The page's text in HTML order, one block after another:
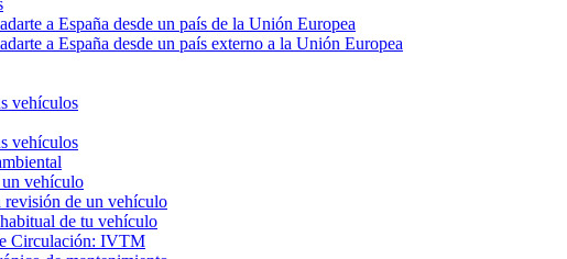
a España desde un país de la Unión Europea
a España desde un país externo a la Unión Europea
vehículos
vehículos
vehículo
revisión de un vehículo
de tu vehículo
Circulación: IVTM